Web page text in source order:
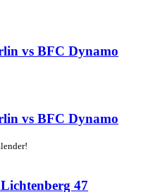
vs BFC Dynamo
vs BFC Dynamo
47